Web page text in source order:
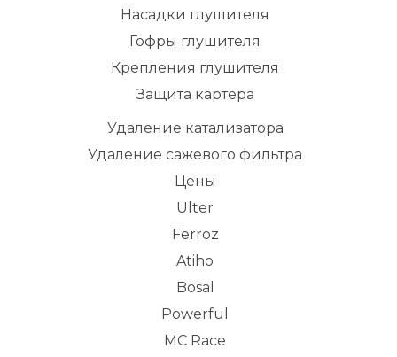
Насадки глушителя
Гофры глушителя
Крепления глушителя
Защита картера
Удаление катализатора
Удаление сажевого фильтра
Цены
Ulter
Ferroz
Atiho
Bosal
Powerful
MC Race